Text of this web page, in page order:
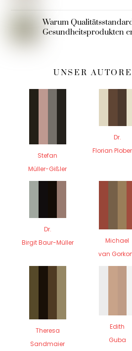
Warum
Gesundheitsprodukten
UNSER
Stefan
Müller-Gißler
Dr.
Florian
Dr.
Birgit Baur-Müller
Michael
van
Theresa
Sandmaier
Edith
Guba